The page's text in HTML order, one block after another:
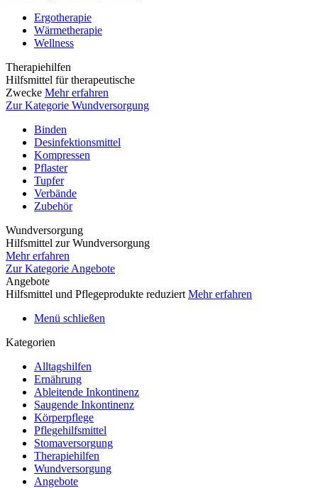
Ergotherapie
Wärmetherapie
Wellness
Therapiehilfen
Hilfsmittel für therapeutische
Zwecke Mehr erfahren
Zur Kategorie Wundversorgung
Binden
Desinfektionsmittel
Kompressen
Pflaster
Tupfer
Verbände
Zubehör
Wundversorgung
Hilfsmittel zur Wundversorgung
Mehr erfahren
Zur Kategorie Angebote
Angebote
Hilfsmittel und Pflegeprodukte reduziert Mehr erfahren
Menü schließen
Kategorien
Alltagshilfen
Ernährung
Ableitende Inkontinenz
Saugende Inkontinenz
Körperpflege
Pflegehilfsmittel
Stomaversorgung
Therapiehilfen
Wundversorgung
Angebote